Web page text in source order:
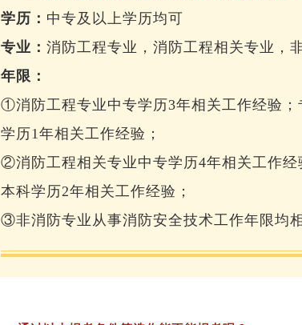
学历： 中专及以上学历均可
专业：消防工程专业，消防工程相关专业，
年限：
①消防工程专业中专学历3年相关工作经验
学历1年相关工作经验；
②消防工程相关专业中专学历4年相关工作经
本科学历2年相关工作经验；
③非消防专业从事消防安全技术工作年限均相